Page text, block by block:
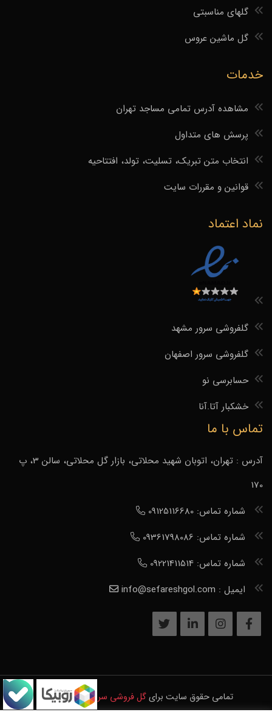
گلهای مناسبتی
گل ماشین عروس
خدمات
مشاهده آدرس تمامی مساجد تهران
پرسش های متداول
انتخاب متن تبریک، تسلیت، تولد، افتتاحیه
قوانین و مقررات سایت
نماد اعتماد
گلفروشی سرور مشهد
گلفروشی سرور اصفهان
حسابرسی نو
خشکبار آتا.آنا
تماس با ما
آدرس : تهران، اتوبان شهید محلاتی، بازار گل محلاتی، سالن 3، پ
170
شماره تماس: 09125116680
شماره تماس: 09361798086
شماره تماس: 09221411514
ایمیل : info@sefareshgol.com
تمامی حقوق سایت برایگل فروشی سرورمحفوظ است.